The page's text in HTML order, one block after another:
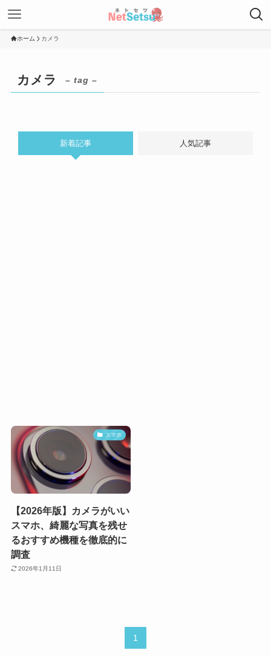
ホーム カメラ
カメラ – tag –
新着記事 人気記事
スマホ
【2026年版】カメラがいい
スマホ、綺麗な写真を残せ
るおすすめ機種を徹底的に
調査
2026年1月11日
1